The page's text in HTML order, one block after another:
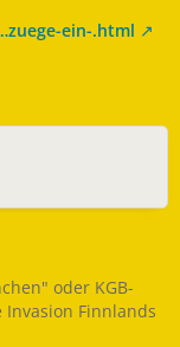
ein-.html
oder KGB-
Finnlands